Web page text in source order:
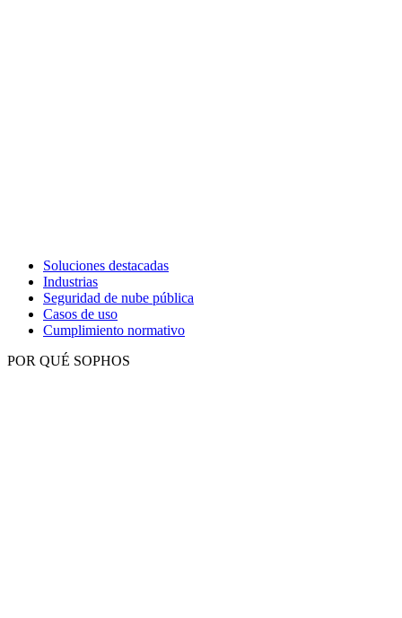
Soluciones destacadas
Industrias
Seguridad de nube pública
Casos de uso
Cumplimiento normativo
POR QUÉ SOPHOS